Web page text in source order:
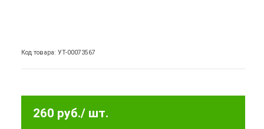
Код товара: УТ-00073567
260 руб./ шт.